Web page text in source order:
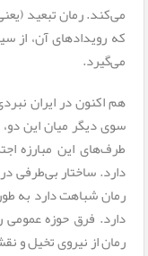
می‌کند. رمان تبعید
که رویدادهای آن، از
می‌گیرد.
هم اکنون در ایران
سوی دیگر میان این
طرف‌های این مبارزه‌
دارد. ساختار بی‌طرفی
رمان شباهت دارد به
دارد. فرق حوزه‌ عمومی
رمان از نیروی تخیل و